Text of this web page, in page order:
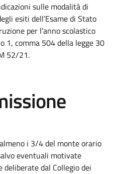
sulle modalità di
esiti dell’Esame di Stato
per l’anno scolastico
1, comma 504 della legge 30
52/21.
i 3/4 del monte orario
eventuali motivate
dal Collegio dei